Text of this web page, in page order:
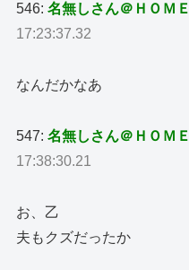
546:名無しさん＠ＨＯＭＥ
17:23:37.32
なんだかなあ
547:名無しさん＠ＨＯＭＥ
17:38:30.21
お、乙
夫もクズだったか